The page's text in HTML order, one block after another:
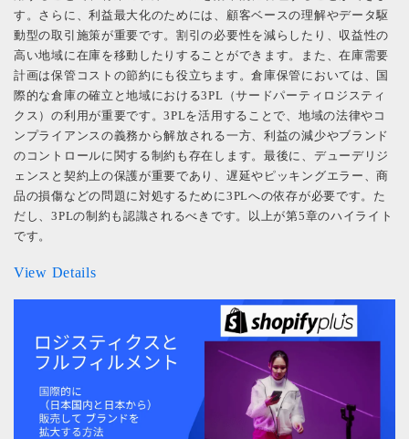
す。さらに、利益最大化のためには、顧客ベースの理解やデータ駆
動型の取引施策が重要です。割引の必要性を減らしたり、収益性の
高い地域に在庫を移動したりすることができます。また、在庫需要
計画は保管コストの節約にも役立ちます。倉庫保管においては、国
際的な倉庫の確立と地域における3PL（サードパーティロジスティ
クス）の利用が重要です。3PLを活用することで、地域の法律やコ
ンプライアンスの義務から解放される一方、利益の減少やブランド
のコントロールに関する制約も存在します。最後に、デューデリジ
ェンスと契約上の保護が重要であり、遅延やピッキングエラー、商
品の損傷などの問題に対処するために3PLへの依存が必要です。た
だし、3PLの制約も認識されるべきです。以上が第5章のハイライト
です。
View Details